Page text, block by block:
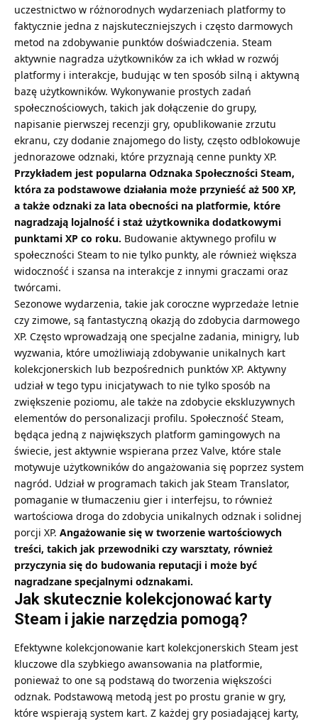
uczestnictwo w różnorodnych wydarzeniach platformy to
faktycznie jedna z najskuteczniejszych i często darmowych
metod na zdobywanie punktów doświadczenia. Steam
aktywnie nagradza użytkowników za ich wkład w rozwój
platformy i interakcje, budując w ten sposób silną i aktywną
bazę użytkowników. Wykonywanie prostych zadań
społecznościowych, takich jak dołączenie do grupy,
napisanie pierwszej recenzji gry, opublikowanie zrzutu
ekranu, czy dodanie znajomego do listy, często odblokowuje
jednorazowe odznaki, które przyznają cenne punkty XP.
Przykładem jest popularna Odznaka Społeczności Steam,
która za podstawowe działania może przynieść aż 500 XP,
a także odznaki za lata obecności na platformie, które
nagradzają lojalność i staż użytkownika dodatkowymi
punktami XP co roku. Budowanie aktywnego profilu w
społeczności Steam to nie tylko punkty, ale również większa
widoczność i szansa na interakcje z innymi graczami oraz
twórcami.
Sezonowe wydarzenia, takie jak coroczne wyprzedaże letnie
czy zimowe, są fantastyczną okazją do zdobycia darmowego
XP. Często wprowadzają one specjalne zadania, minigry, lub
wyzwania, które umożliwiają zdobywanie unikalnych kart
kolekcjonerskich lub bezpośrednich punktów XP. Aktywny
udział w tego typu inicjatywach to nie tylko sposób na
zwiększenie poziomu, ale także na zdobycie ekskluzywnych
elementów do personalizacji profilu. Społeczność Steam,
będąca jedną z największych platform gamingowych na
świecie, jest aktywnie wspierana przez Valve, które stale
motywuje użytkowników do angażowania się poprzez system
nagród. Udział w programach takich jak Steam Translator,
pomaganie w tłumaczeniu gier i interfejsu, to również
wartościowa droga do zdobycia unikalnych odznak i solidnej
porcji XP. Angażowanie się w tworzenie wartościowych
treści, takich jak przewodniki czy warsztaty, również
przyczynia się do budowania reputacji i może być
nagradzane specjalnymi odznakami.
Jak skutecznie kolekcjonować karty
Steam i jakie narzędzia pomogą?
Efektywne kolekcjonowanie kart kolekcjonerskich Steam jest
kluczowe dla szybkiego awansowania na platformie,
ponieważ to one są podstawą do tworzenia większości
odznak. Podstawową metodą jest po prostu granie w gry,
które wspierają system kart. Z każdej gry posiadającej karty,